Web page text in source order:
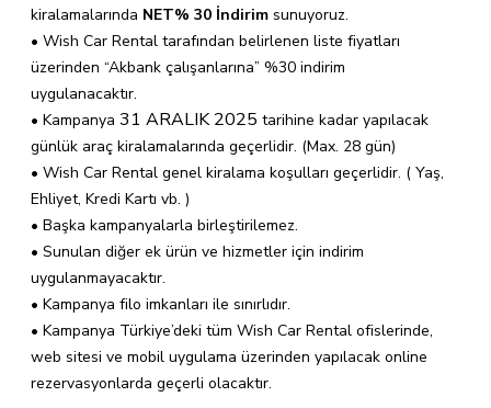
kiralamalarında NET% 30 İndirim sunuyoruz.
• Wish Car Rental tarafından belirlenen liste fiyatları
üzerinden “Akbank çalışanlarına” %30 indirim
uygulanacaktır.
• Kampanya 31 ARALIK 2025 tarihine kadar yapılacak
günlük araç kiralamalarında geçerlidir. (Max. 28 gün)
• Wish Car Rental genel kiralama koşulları geçerlidir. ( Yaş,
Ehliyet, Kredi Kartı vb. )
• Başka kampanyalarla birleştirilemez.
• Sunulan diğer ek ürün ve hizmetler için indirim
uygulanmayacaktır.
• Kampanya filo imkanları ile sınırlıdır.
• Kampanya Türkiye’deki tüm Wish Car Rental ofislerinde,
web sitesi ve mobil uygulama üzerinden yapılacak online
rezervasyonlarda geçerli olacaktır.